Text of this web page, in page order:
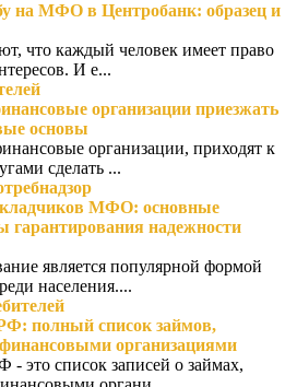
на МФО в Центробанк: образец и
что каждый человек имеет право
И е...
организации приезжать
основы
организации, приходят к
сделать ...
МФО: основные
гарантирования надежности
является популярной формой
населения....
полный список займов,
организациями
это список записей о займах,